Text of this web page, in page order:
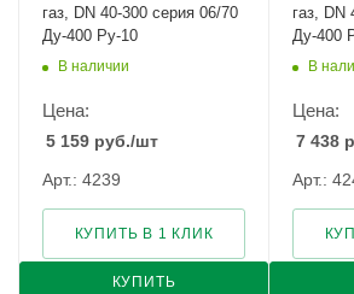
газ, DN 40-300 серия 06/70
Ду-400 Ру-10
В наличии
Цена:
5 159 руб./шт
Арт.: 4239
КУПИТЬ
КУПИТЬ В 1 КЛИК
газ, DN
Ду-400
В
Цена:
7 438
Арт.: